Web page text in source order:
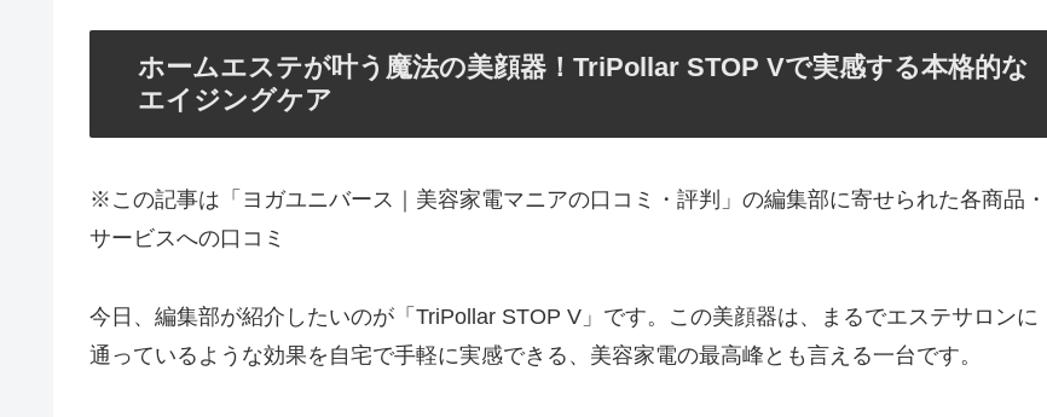
ホームエステが叶う魔法の美顔器！TriPollar STOP Vで実感する本格的な
エイジングケア
※この記事は「ヨガユニバース｜美容家電マニアの口コミ・評判」の編集部に寄せられた各商品・
サービスへの口コミ
今日、編集部が紹介したいのが「TriPollar STOP V」です。この美顔器は、まるでエステサロンに
通っているような効果を自宅で手軽に実感できる、美容家電の最高峰とも言える一台です。